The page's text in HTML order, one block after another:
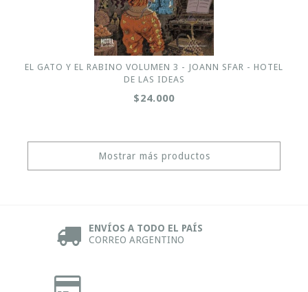
EL GATO Y EL RABINO VOLUMEN 3 - JOANN SFAR - HOTEL
DE LAS IDEAS
$24.000
Mostrar más productos
ENVÍOS A TODO EL PAÍS
CORREO ARGENTINO